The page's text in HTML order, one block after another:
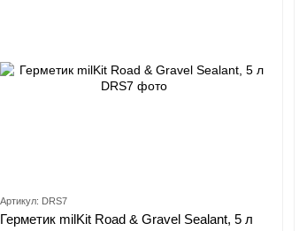
Артикул: DRS7
Герметик milKit Road & Gravel Sealant, 5 л